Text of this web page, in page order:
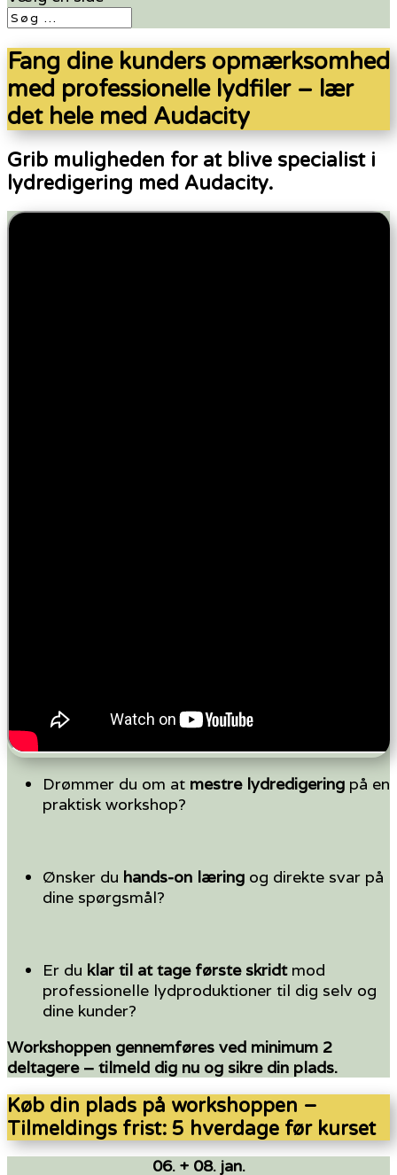
Fang dine kunders opmærksomhed
med professionelle lydfiler – lær
det hele med Audacity
Grib muligheden for at blive specialist i
lydredigering med Audacity.
Drømmer du om at mestre lydredigering på en
praktisk workshop?
Ønsker du hands-on læring og direkte svar på
dine spørgsmål?
Er du klar til at tage første skridtmod
professionelle lydproduktioner til dig selv og
dine kunder?
Workshoppen gennemføres ved minimum 2
deltagere – tilmeld dig nu og sikre din plads.
Køb din plads på workshoppen –
Tilmeldings frist: 5 hverdage før kurset
06. + 08. jan.